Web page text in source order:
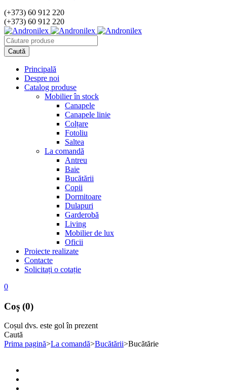
(+373) 60 912 220
(+373) 60 912 220
Principală
Despre noi
Catalog produse
Mobilier în stock
Canapele
Canapele linie
Colțare
Fotoliu
Saltea
La comandă
Antreu
Baie
Bucătării
Copii
Dormitoare
Dulapuri
Garderobă
Living
Mobilier de lux
Oficii
Proiecte realizate
Contacte
Solicitați o cotație
0
Coș (0)
Coșul dvs. este gol în prezent
Caută
Prima pagină>La comandă>Bucătării>Bucătărie